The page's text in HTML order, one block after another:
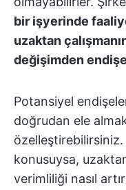
bir işyerinde
uzaktan
değişimden
Potansiyel
doğrudan ele
konusuysa,
verimliliği nasıl